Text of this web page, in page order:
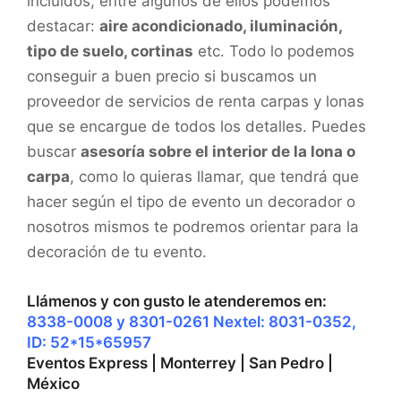
destacar: aire acondicionado, iluminación,
tipo de suelo, cortinas etc. Todo lo podemos
conseguir a buen precio si buscamos un
proveedor de servicios de renta carpas y lonas
que se encargue de todos los detalles. Puedes
buscar asesoría sobre el interior de la lona o
carpa, como lo quieras llamar, que tendrá que
hacer según el tipo de evento un decorador o
nosotros mismos te podremos orientar para la
decoración de tu evento.
Llámenos y con gusto le atenderemos en:
8338-0008 y 8301-0261 Nextel: 8031-0352,
ID: 52*15*65957
Eventos Express | Monterrey | San Pedro |
México